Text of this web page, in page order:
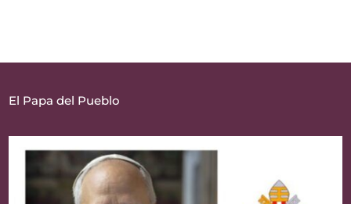
El Papa del Pueblo